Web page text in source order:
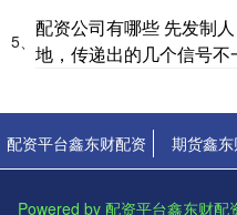
5、
配资公司有哪些 先发制
地，传递出的几个信号不
配资平台鑫东财配资 期货鑫
Powered by 配资平台鑫东财配